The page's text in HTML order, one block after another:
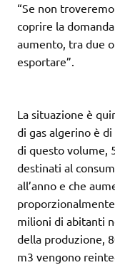
“Se non
coprire la
aumento, tra due
esportare”.
La situazione è
di gas algerino è
di questo volume,
destinati al
all’anno e che
milioni di abitanti
della produzione,
m3 vengono